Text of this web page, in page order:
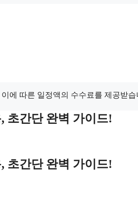
에 따른 일정액의 수수료를 제공받습
초간단 완벽 가이드!
초간단 완벽 가이드!